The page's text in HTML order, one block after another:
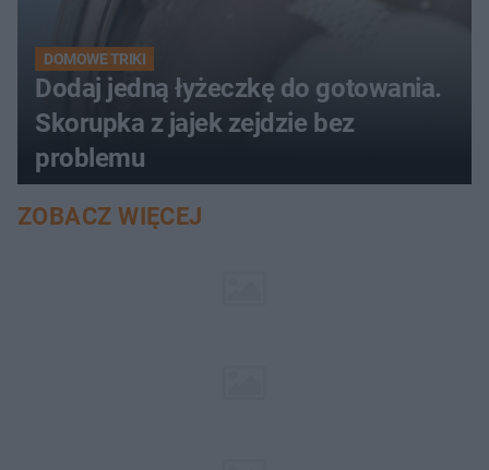
DOMOWE TRIKI
Dodaj jedną łyżeczkę do gotowania.
Skorupka z jajek zejdzie bez
problemu
ZOBACZ WIĘCEJ